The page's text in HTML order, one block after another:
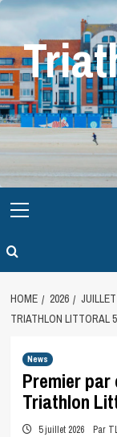
Skip
content
Menu
HOME 2026 JUILLET
TRIATHLON LITTORAL
News
Premier par
Triathlon
5 juillet 2026 Par